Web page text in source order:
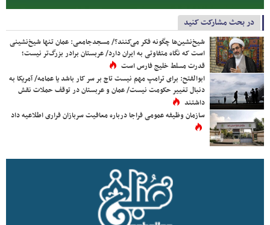
در بحث مشارکت کنید
شیخ‌نشین‌ها چگونه فکر می‌کنند؟/ مسجدجامعی: عمان تنها شیخ‌نشینی
است که نگاه متفاوتی به ایران دارد/ عربستان برادر بزرگ‌تر نیست؛
قدرت مسلط خلیج فارس است
ابوالفتح: برای ترامپ مهم نیست تاج بر سر کار باشد یا عمامه/ آمریکا به
دنبال تغییر حکومت نیست/ عمان و عربستان در توقف حملات نقش
داشتند
سازمان وظیفه عمومی فراجا درباره معافیت سربازان فراری اطلاعیه داد